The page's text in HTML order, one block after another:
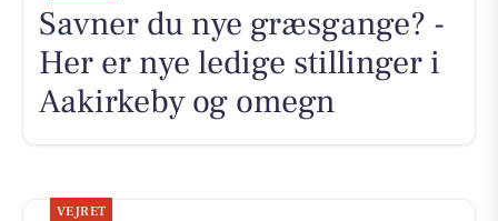
Savner du nye græsgange? -
Her er nye ledige stillinger i
Aakirkeby og omegn
VEJRET